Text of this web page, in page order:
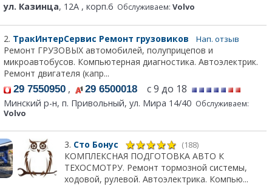
ул. Казинца, 12А , корп.6 Обслуживаем: Volvo
2. ТракИнтерСервис Ремонт грузовиков Нап. отзыв
Ремонт ГРУЗОВЫХ автомобилей, полуприцепов и
микроавтобусов. Компьютерная диагностика. Автоэлектрик.
Ремонт двигателя (капр...
29 7550950 , 29 6500018 с 9 до 18
Минский р-н, п. Привольный, ул. Мира 14/40 Обслуживаем:
Volvo
3. Сто Бонус (188)
КОМПЛЕКСНАЯ ПОДГОТОВКА АВТО К
ТЕХОСМОТРУ. Ремонт тормозной системы,
ходовой, рулевой. Автоэлектрика. Компью...